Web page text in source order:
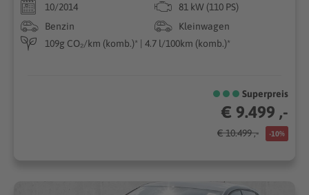
10/2014
81 kW (110 PS)
Benzin
Kleinwagen
109g CO₂/km (komb.)* | 4.7 l/100km (komb.)*
Superpreis
€ 9.499 ,-
€ 10.499 ,- -10%